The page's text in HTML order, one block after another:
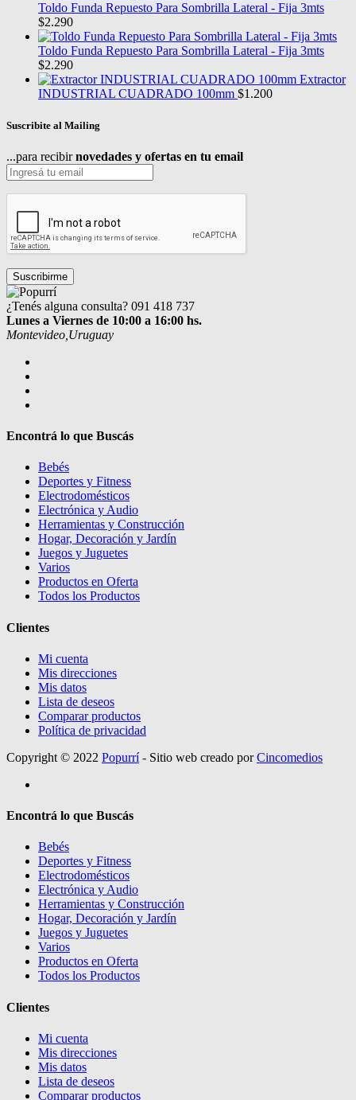
Toldo Funda Repuesto Para Sombrilla Lateral - Fija 3mts
$2.290
Toldo Funda Repuesto Para Sombrilla Lateral - Fija 3mts
$2.290
Extractor
INDUSTRIAL CUADRADO 100mm $1.200
Suscribite al Mailing
...para recibirnovedades y ofertas en tu email
¿Tenés alguna consulta? 091 418 737
Lunes a Viernes de 10:00 a 16:00 hs.
Montevideo,Uruguay
Encontrá lo que Buscás
Bebés
Deportes y Fitness
Electrodomésticos
Electrónica y Audio
Herramientas y Construcción
Hogar, Decoración y Jardín
Juegos y Juguetes
Varios
Productos en Oferta
Todos los Productos
Clientes
Mi cuenta
Mis direcciones
Mis datos
Lista de deseos
Comparar productos
Política de privacidad
Copyright © 2022 Popurrí- Sitio web creado porCincomedios
Encontrá lo que Buscás
Bebés
Deportes y Fitness
Electrodomésticos
Electrónica y Audio
Herramientas y Construcción
Hogar, Decoración y Jardín
Juegos y Juguetes
Varios
Productos en Oferta
Todos los Productos
Clientes
Mi cuenta
Mis direcciones
Mis datos
Lista de deseos
Comparar productos